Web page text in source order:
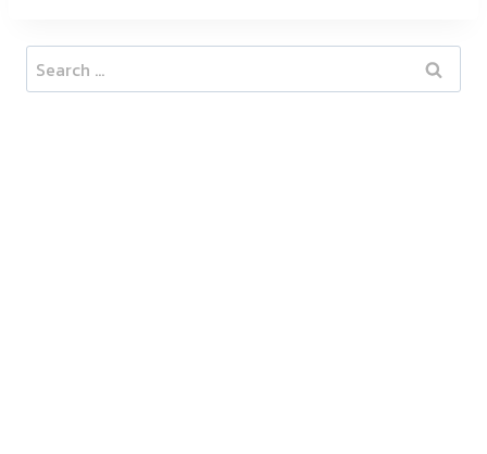
Search
for: